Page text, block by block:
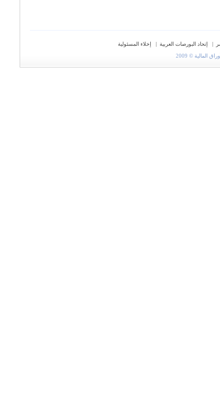
| إتحاد البورصات العربية |
إخلاء المسئولية
© 2009